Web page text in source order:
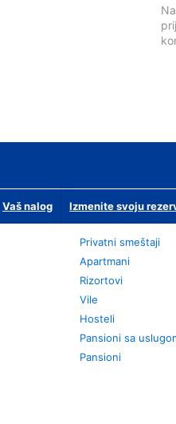
Vaš nalog Izmenite svoju
Privatni smeštaji
Apartmani
Rizortovi
Vile
Hosteli
Pansioni sa
Pansioni